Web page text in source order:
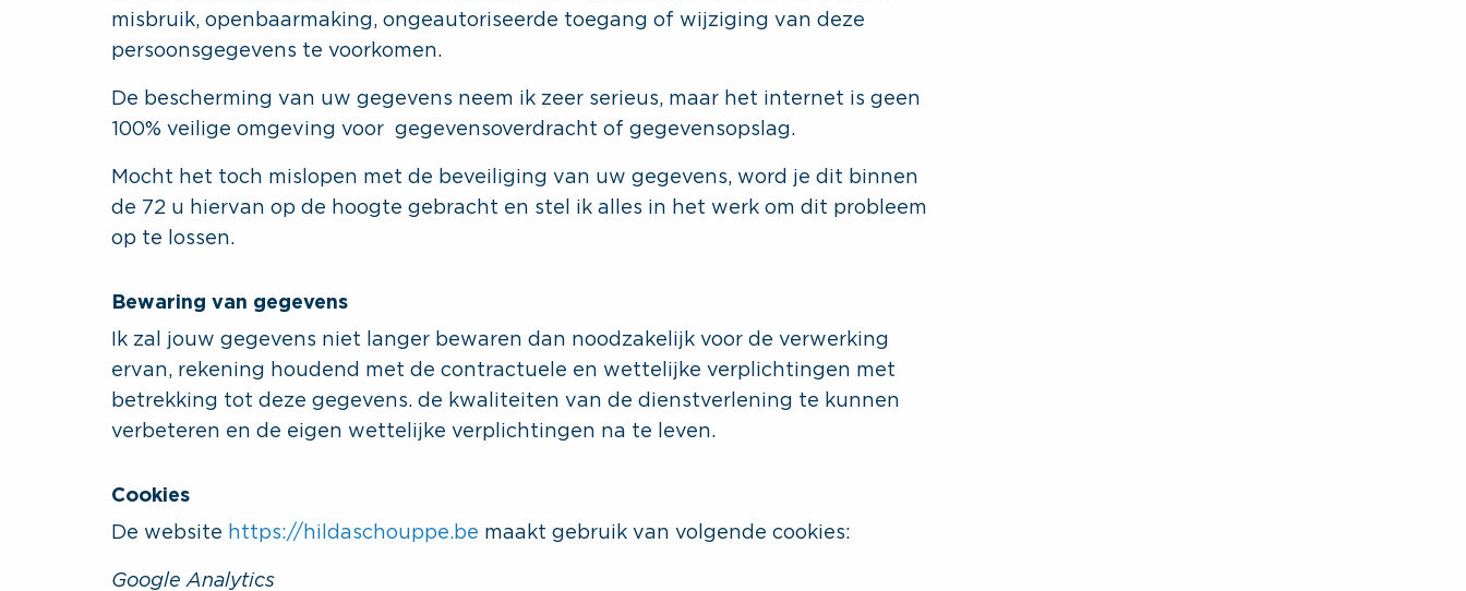
misbruik, openbaarmaking, ongeautoriseerde toegang of wijziging van deze
persoonsgegevens te voorkomen.
De bescherming van uw gegevens neem ik zeer serieus, maar het internet is geen
100% veilige omgeving voor gegevensoverdracht of gegevensopslag.
Mocht het toch mislopen met de beveiliging van uw gegevens, word je dit binnen
de 72 u hiervan op de hoogte gebracht en stel ik alles in het werk om dit probleem
op te lossen.
Bewaring van gegevens
Ik zal jouw gegevens niet langer bewaren dan noodzakelijk voor de verwerking
ervan, rekening houdend met de contractuele en wettelijke verplichtingen met
betrekking tot deze gegevens. de kwaliteiten van de dienstverlening te kunnen
verbeteren en de eigen wettelijke verplichtingen na te leven.
Cookies
De website https://hildaschouppe.be maakt gebruik van volgende cookies:
Google Analytics